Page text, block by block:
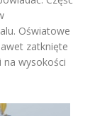
Oświatowe
zatknięte
wysokości